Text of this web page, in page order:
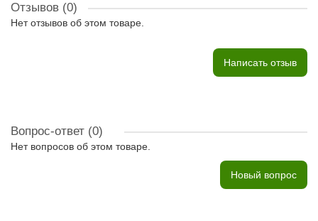
Отзывов (0)
Нет отзывов об этом товаре.
Написать отзыв
Вопрос-ответ (0)
Нет вопросов об этом товаре.
Новый вопрос